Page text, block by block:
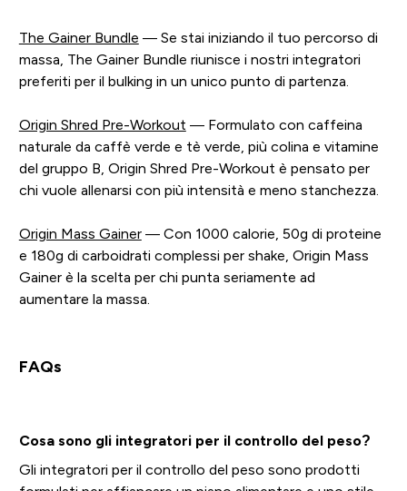
The Gainer Bundle — Se stai iniziando il tuo percorso di
massa, The Gainer Bundle riunisce i nostri integratori
preferiti per il bulking in un unico punto di partenza.
Origin Shred Pre-Workout — Formulato con caffeina
naturale da caffè verde e tè verde, più colina e vitamine
del gruppo B, Origin Shred Pre-Workout è pensato per
chi vuole allenarsi con più intensità e meno stanchezza.
Origin Mass Gainer— Con 1000 calorie, 50g di proteine
e 180g di carboidrati complessi per shake, Origin Mass
Gainer è la scelta per chi punta seriamente ad
aumentare la massa.
FAQs
Cosa sono gli integratori per il controllo del peso?
Gli integratori per il controllo del peso sono prodotti